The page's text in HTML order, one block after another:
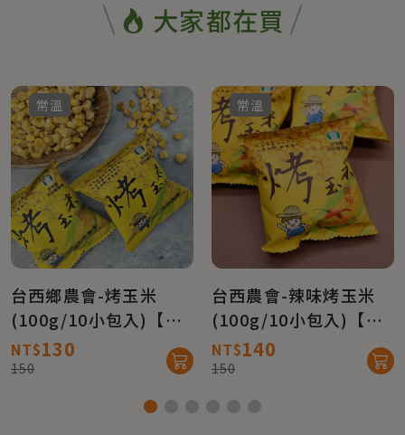
大家都在買
常溫
台西鄉農會-烤玉米
(100g/10小包入)【真
情柑仔店】
NT$130
150
常溫
台西農會-辣味烤玉米
(100g/10小包入)【真
情柑仔店】
NT$140
150